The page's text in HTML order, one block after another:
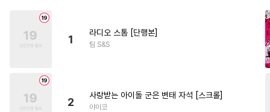
1
라디오 스톰 [단행본]
팀 S&S
2
사랑받는 아이돌 군은 변태 자석 [스크롤]
야이코